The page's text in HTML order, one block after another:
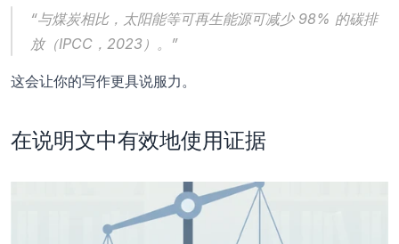
“与煤炭相比，太阳能等可再生能源可减少 98% 的碳排
放（IPCC，2023）。”
这会让你的写作更具说服力。
在说明文中有效地使用证据